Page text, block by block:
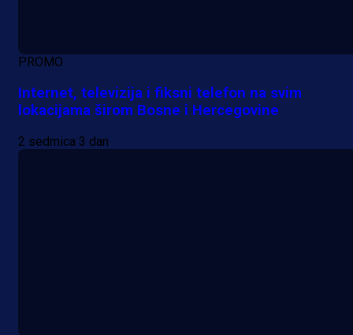
PROMO
Internet, televizija i fiksni telefon na svim
lokacijama širom Bosne i Hercegovine
2 sedmica 3 dan